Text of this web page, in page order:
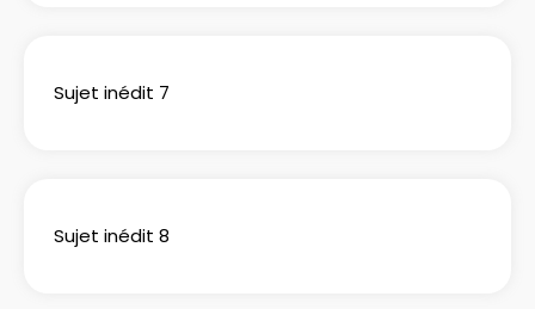
Sujet inédit 7
Sujet inédit 8